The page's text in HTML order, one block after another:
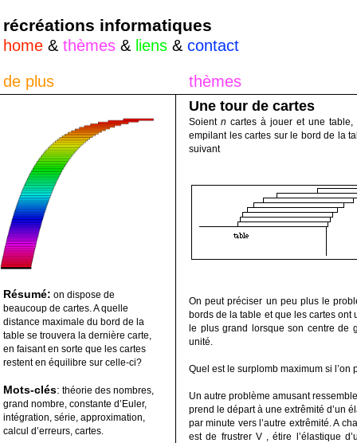
récréations informatiques
home & thèmes & liens & contact
Résumé: on dispose de
beaucoup de cartes. A quelle
distance maximale du bord de la
table se trouvera la dernière carte,
en faisant en sorte que les cartes
restent en équilibre sur celle-ci?
Mots-clés: théorie des nombres,
grand nombre, constante d’Euler,
intégration, série, approximation,
calcul d’erreurs, cartes.
thèmes
de plus
Une tour de cartes
Soientn cartes à jouer et une
empilant les cartes sur le bord de la
suivant
On peut préciser un peu plus le
bords de la table et que les cartes
le plus grand lorsque son centre de
unité.
Quel est le surplomb maximum si
Un autre problème amusant
prend le départ à une extrêmité d’un
par minute vers l’autre extrêmité. A
est de frustrer V , étire l’élastique